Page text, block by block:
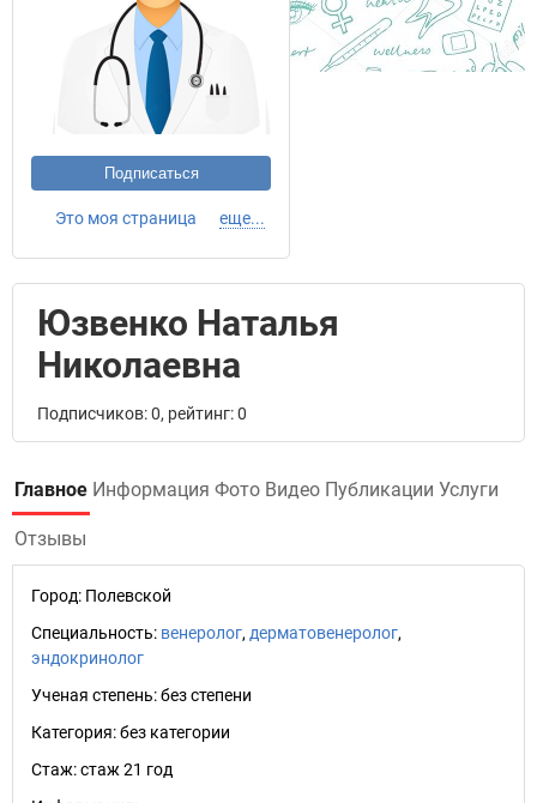
Подписаться
Это моя страница еще...
Юзвенко Наталья
Николаевна
Подписчиков: 0, рейтинг: 0
Главное Информация Фото Видео Публикации Услуги
Отзывы
Город: Полевской
Специальность: венеролог, дерматовенеролог,
эндокринолог
Ученая степень:без степени
Категория:без категории
Стаж:стаж 21 год